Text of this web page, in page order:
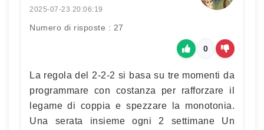
2025-07-23 20:06:19
Numero di risposte : 27
0
La regola del 2-2-2 si basa su tre momenti da
programmare con costanza per rafforzare il
legame di coppia e spezzare la monotonia.
Una serata insieme ogni 2 settimane Un